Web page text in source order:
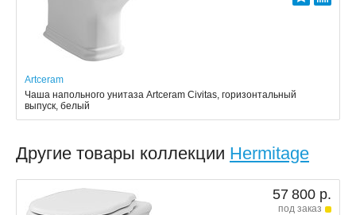
Artceram
Чаша напольного унитаза Artceram Civitas, горизонтальный
выпуск, белый
Другие товары коллекции Hermitage
57 800 р.
под заказ